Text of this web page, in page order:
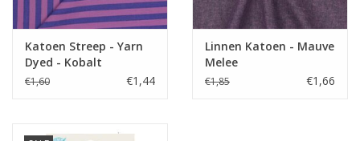
Katoen Streep - Yarn
Dyed - Kobalt
€1,60 €1,44
Linnen Katoen - Mauve
Melee
€1,85 €1,66